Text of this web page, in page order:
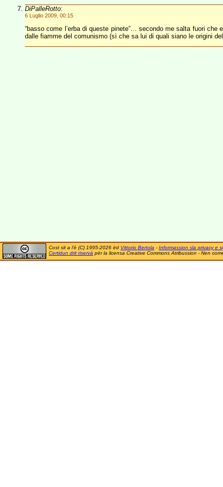
DiPalleRotto:
6 Luglio 2009, 00:15
“basso come l’erba di queste pinete”… secondo me salta fuori
dalle fiamme del comunismo (sì che sa lui di quali siano le origini
Cost sit a l'è (C) 1995-2026 ëd Vittorio Bertola - Informassion sla privacy e
Certidun drit riservà për la licensa Creative Commons Atribussion - Nen